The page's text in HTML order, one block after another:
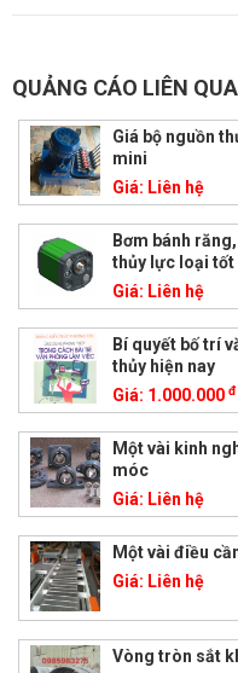
QUẢNG CÁO LIÊN
Giá bộ nguồn
mini
Giá: Liên hệ
Bơm bánh
thủy lực loại tốt
Giá: Liên hệ
Bí quyết bố trí
thủy hiện nay
Giá: 1.000.000 đ
Một vài kinh
móc
Giá: Liên hệ
Một vài điều
Giá: Liên hệ
Vòng tròn sắt